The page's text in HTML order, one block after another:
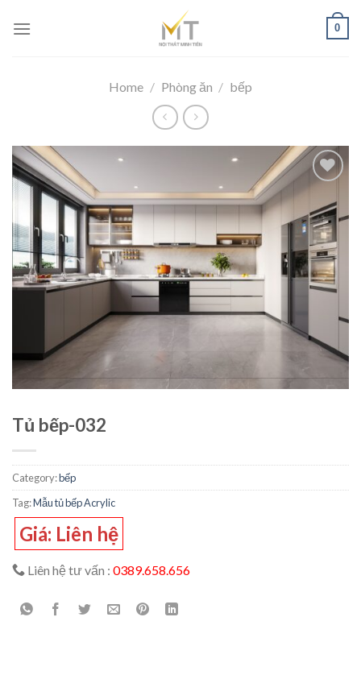
0
Home / Phòng ăn / bếp
wishlist
Tủ bếp-032
Category:bếp
Tag:Mẫu tủ bếp Acrylic
Giá: Liên hệ
Liên hệ tư vấn : 0389.658.656